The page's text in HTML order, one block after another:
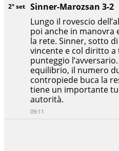
2° set Sinner-Marozsan 3-2
Lungo il rovescio
poi anche in manovra
la rete. Sinner, sotto
vincente e col diritto
punteggio
equilibrio, il numero
contropiede buca la
tiene un importante
autorità.
09:11